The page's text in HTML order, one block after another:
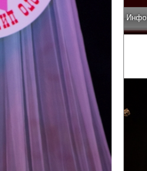
Арт-прожектор Инфо
с.